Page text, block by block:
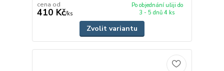
cena od
410 Kč/ks
Po objednání ušiji do
3 - 5 dnů 4 ks
Zvolit variantu